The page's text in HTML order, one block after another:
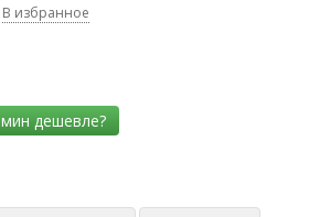
В избранное